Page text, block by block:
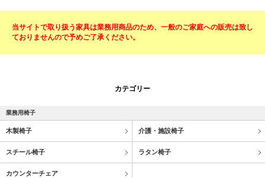
当サイトで取り扱う家具は業務用商品のため、一般のご家庭への販売は致し
ておりませんので予めご了承ください。
カテゴリー
業務用椅子
木製椅子 介護・施設椅子
スチール椅子 ラタン椅子
カウンターチェア